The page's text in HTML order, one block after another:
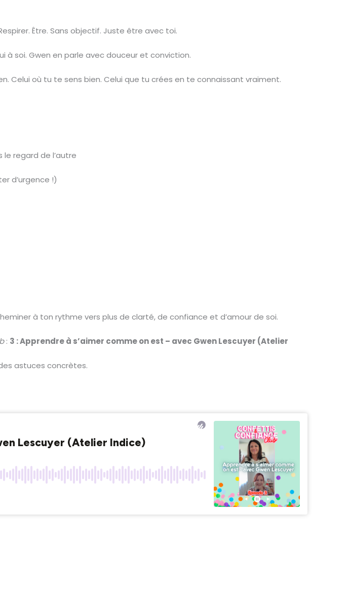
Être. Sans objectif. Juste être avec toi.
à soi. Gwen en parle avec douceur et conviction.
Celui où tu te sens bien. Celui que tu crées en te connaissant vraiment.
regard de l’autre
d’urgence !)
à ton rythme vers plus de clarté, de confiance et d’amour de soi.
: 3 : Apprendre à s’aimer comme on est – avec Gwen Lescuyer (Atelier
astuces concrètes.